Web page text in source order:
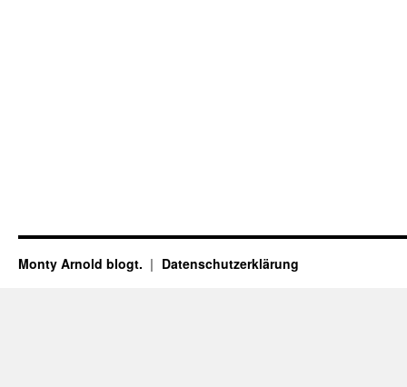
Monty Arnold blogt. Datenschutz­erklärung